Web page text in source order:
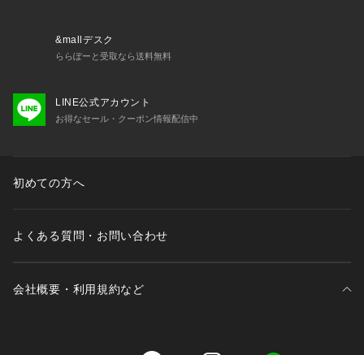
&mallデスク
ららぽーと受取なら送料無料
LINE公式アカウント
お得なセール・クーポン情報配信中
初めての方へ
よくある質問・お問い合わせ
会社概要・利用規約など